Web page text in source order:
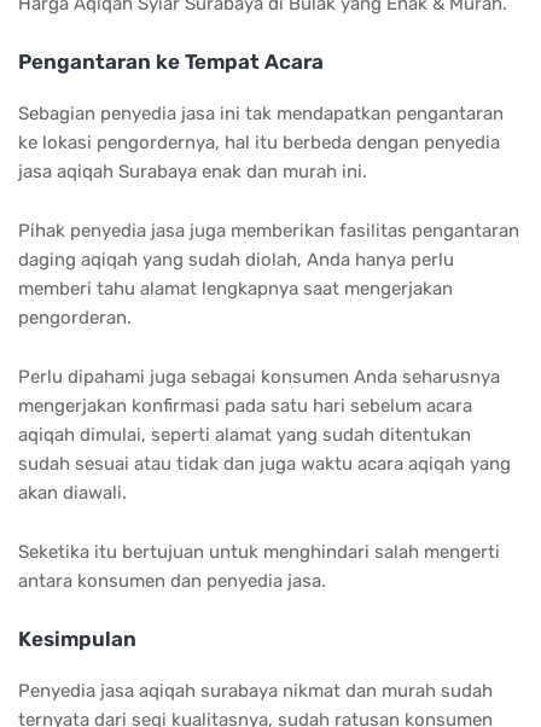
Pengantaran ke Tempat Acara
Sebagian penyedia jasa ini tak mendapatkan pengantaran
ke lokasi pengordernya, hal itu berbeda dengan penyedia
jasa aqiqah Surabaya enak dan murah ini.
Pihak penyedia jasa juga memberikan fasilitas pengantaran
daging aqiqah yang sudah diolah, Anda hanya perlu
memberi tahu alamat lengkapnya saat mengerjakan
pengorderan.
Perlu dipahami juga sebagai konsumen Anda seharusnya
mengerjakan konfirmasi pada satu hari sebelum acara
aqiqah dimulai, seperti alamat yang sudah ditentukan
sudah sesuai atau tidak dan juga waktu acara aqiqah yang
akan diawali.
Seketika itu bertujuan untuk menghindari salah mengerti
antara konsumen dan penyedia jasa.
Kesimpulan
Penyedia jasa aqiqah surabaya nikmat dan murah sudah
ternyata dari segi kualitasnya, sudah ratusan konsumen